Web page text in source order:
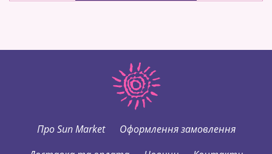
Про Sun Market
Оформлення замовлення